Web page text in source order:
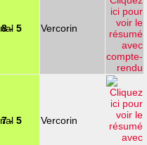
8 - 5 Vercorin
7 - 5 Vercorin